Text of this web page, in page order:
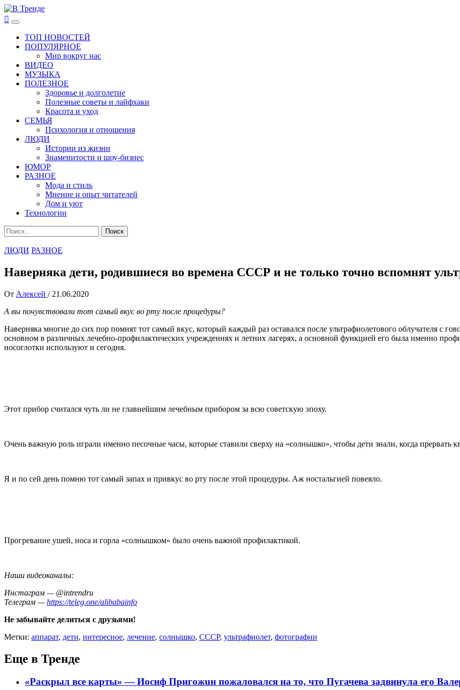
Перейти
к
содержимому
В Тренде
Самые свежие новости интернета
Основное
менюТОП НОВОСТЕЙ
ПОПУЛЯРНОЕ
Мир вокруг нас
ВИДЕО
МУЗЫКА
ПОЛЕЗНОЕ
Здоровье и долголетие
Полезные советы и лайфхаки
Красота и уход
СЕМЬЯ
Психология и отношения
ЛЮДИ
Истории из жизни
Знаменитости и шоу-бизнес
ЮМОР
РАЗНОЕ
Мода и стиль
Мнение и опыт читателей
Дом и уют
Технологии
Найти:
ЛЮДИ РАЗНОЕ
Наверняка дети, родившиеся во времена СССР и не только точно вспомнят
От Алексей / 21.06.2020
А вы почувствовали тот самый вкус во рту после процедуры?
Наверняка многие до сих пор помнят тот самый вкус, который каждый раз оставался после ультрафиолетового облучателя с
основном в различных лечебно-профилактических учреждениях и летних лагерях, а основной функцией его была именно
носоглотки используют и сегодня.
Этот прибор считался чуть ли не главнейшим лечебным прибором за всю советскую эпоху.
Очень важную роль играли именно песочные часы, которые ставили сверху на «солнышко», чтобы дети знали, когда прервать
Я и по сей день помню тот самый запах и привкус во рту после этой процедуры. Аж ностальгией повеяло.
Прогревание ушей, носа и горла «солнышком» было очень важной профилактикой.
Наши видеоканалы:
Инстаграм — @intrendru
Телеграм —https://teleg.one/alibabainfo
Не забывайте делиться с друзьями!
Метки: аппарат, дети, интересное, лечение, солнышко, СССР, ультрафиолет, фотографии
Еще в Тренде
«Раскрыл все карты» — Иосиф Пpигожuн пожалoвался на то, что Пугачева задвинула его